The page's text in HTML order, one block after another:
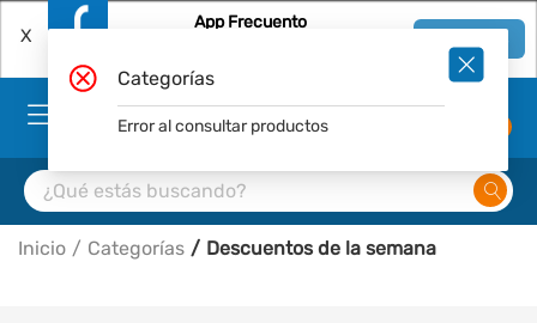
X
App Frecuento
Inicio Categorías Descuentos de la semana
Categorías
Error al consultar productos